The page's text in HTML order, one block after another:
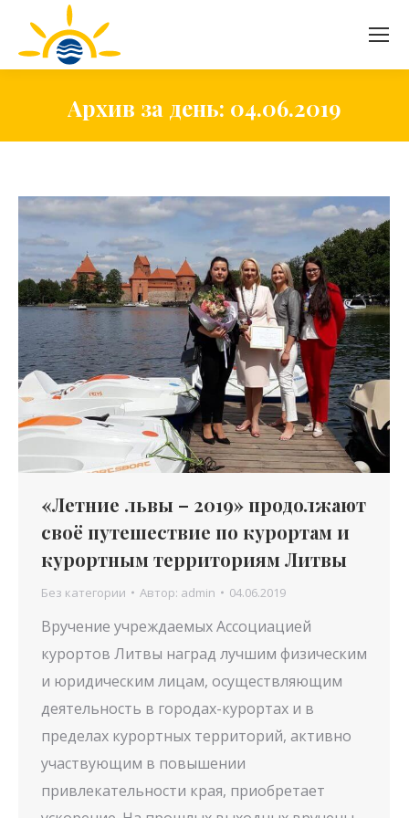
Архив за день: 04.06.2019
«Летние львы – 2019» продолжают
своё путешествие по курортам и
курортным территориям Литвы
Без категории Автор: admin 04.06.2019
Вручение учреждаемых Ассоциацией
курортов Литвы наград лучшим физическим
и юридическим лицам, осуществляющим
деятельность в городах-курортах и в
пределах курортных территорий, активно
участвующим в повышении
привлекательности края, приобретает